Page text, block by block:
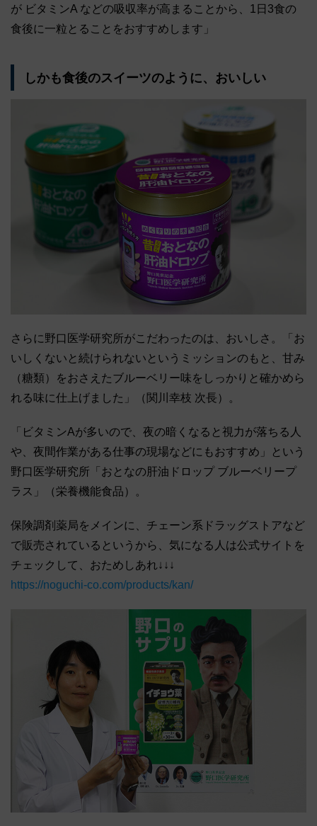
が ビタミンA などの吸収率が高まることから、1日3食の
食後に一粒とることをおすすめします」
しかも食後のスイーツのように、おいしい
さらに野口医学研究所がこだわったのは、おいしさ。「お
いしくないと続けられないというミッションのもと、甘み
（糖類）をおさえたブルーベリー味をしっかりと確かめら
れる味に仕上げました」（関川幸枝 次長）。
「ビタミンAが多いので、夜の暗くなると視力が落ちる人
や、夜間作業がある仕事の現場などにもおすすめ」という
野口医学研究所「おとなの肝油ドロップ ブルーベリープ
ラス」（栄養機能食品）。
保険調剤薬局をメインに、チェーン系ドラッグストアなど
で販売されているというから、気になる人は公式サイトを
チェックして、おためしあれ↓↓↓
https://noguchi-co.com/products/kan/